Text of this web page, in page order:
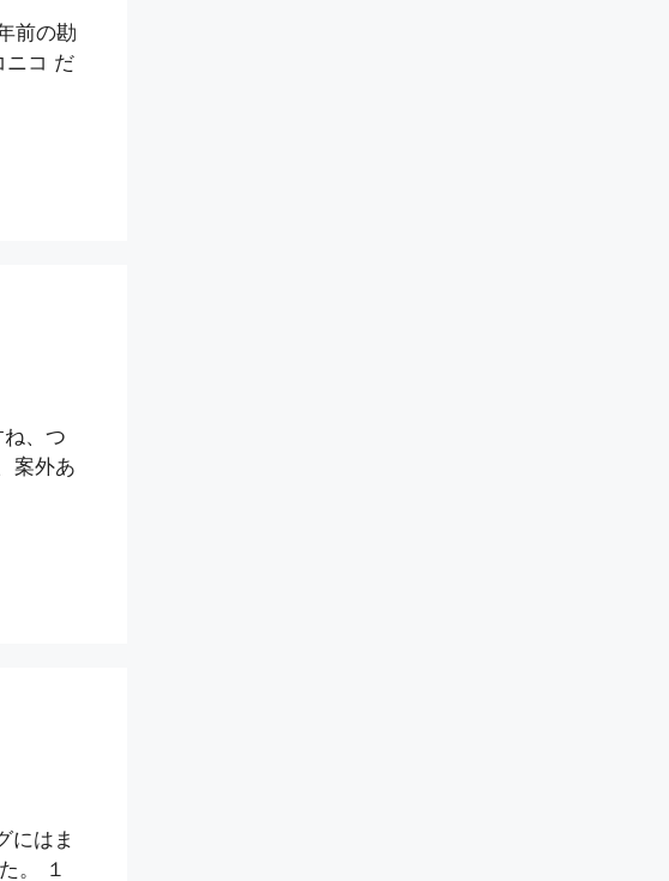
前の勘
ニコ だ
、つ
案外あ
にはま
。 １